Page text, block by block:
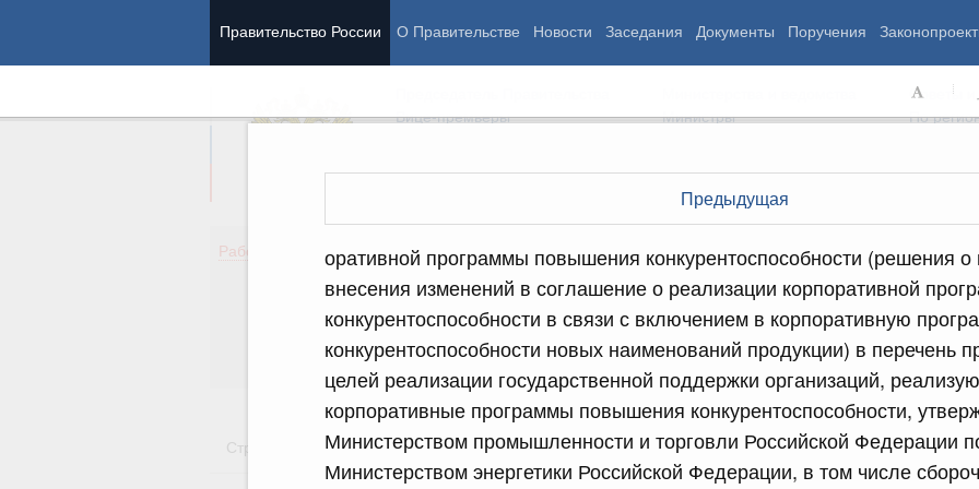
Правительство России О Правительстве Новости Заседания Документы Поручения
Предыдущая
оративной программы повышения конкурентоспособности (решения о
внесения изменений в соглашение о реализации корпоративной
конкурентоспособности в связи с включением в корпоративную
конкурентоспособности новых наименований продукции) в перечень
целей реализации государственной поддержки организаций,
корпоративные программы повышения конкурентоспособности,
Министерством промышленности и торговли Российской Федерации
Министерством энергетики Российской Федерации, в том числе
Вице-премьеры
Министры
Советы и
По
Работа Правительства
Демография
Здоровье
Образование
Культура
Общество
Государство
Занятость и труд
Технологическое развитие
Экономика. Регулирование
Финансы
Социальные услуги
Экология
Жильё и
Транспорт и
Энергетика
Сельское
Стратегии Государственные программы Национальные проекты